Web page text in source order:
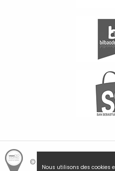
Nous utilisons des cookies
© Hemengo Shopping.